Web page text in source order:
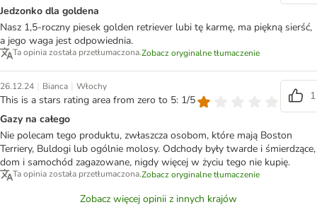
Jedzonko dla goldena
Nasz 1,5-roczny piesek golden retriever lubi tę karmę, ma piękną sierść,
a jego waga jest odpowiednia.
Ta opinia została przetłumaczona.Zobacz oryginalne tłumaczenie
26.12.24 | Bianca | Włochy
This is a stars rating area from zero to 5: 1/5
1
Gazy na całego
Nie polecam tego produktu, zwłaszcza osobom, które mają Boston
Terriery, Buldogi lub ogólnie molosy. Odchody były twarde i śmierdzące,
dom i samochód zagazowane, nigdy więcej w życiu tego nie kupię.
Ta opinia została przetłumaczona.Zobacz oryginalne tłumaczenie
Zobacz więcej opinii z innych krajów